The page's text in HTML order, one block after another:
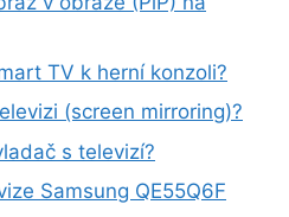
TV k herní konzoli?
(screen mirroring)?
s televizí?
Samsung QE55Q6F